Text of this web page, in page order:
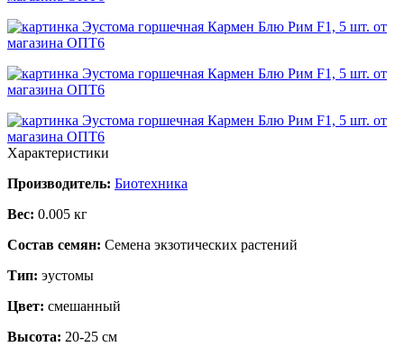
Характеристики
Производитель: Биотехника
Вес: 0.005 кг
Состав семян: Семена экзотических растений
Тип: эустомы
Цвет: смешанный
Высота: 20-25 см